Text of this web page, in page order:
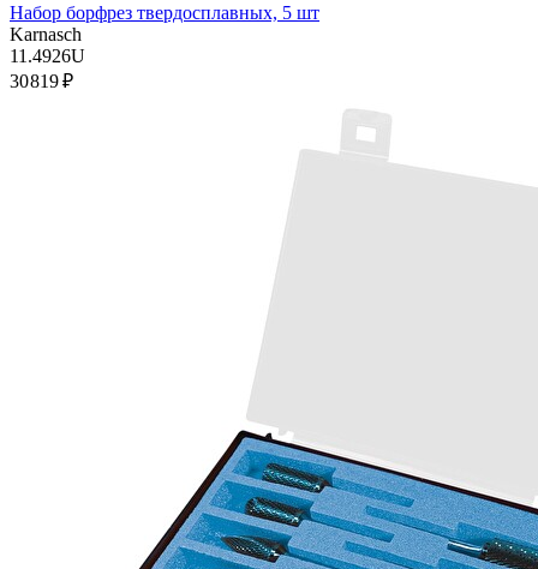
Набор борфрез твердосплавных, 5 шт
Karnasch
11.4926U
30 819 ₽